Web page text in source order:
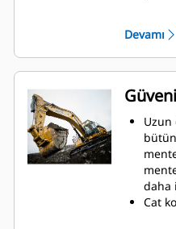
İlave
Daha
Devamı
Uzun
daha
Cat